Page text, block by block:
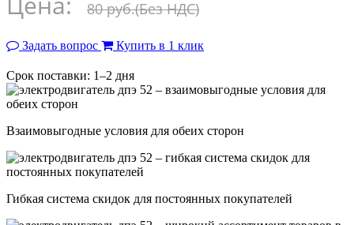
80 руб.(Без НДС)
Задать вопрос Купить в 1 клик
Срок поставки: 1–2 дня
Взаимовыгодные условия для обеих сторон
Гибкая система скидок для постоянных покупателей